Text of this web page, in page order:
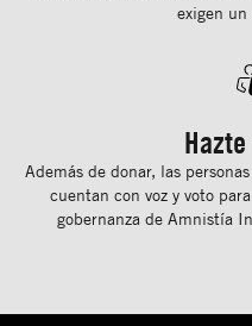
exigen
Además de donar, las
cuentan con voz y voto
gobernanza de Amnistía